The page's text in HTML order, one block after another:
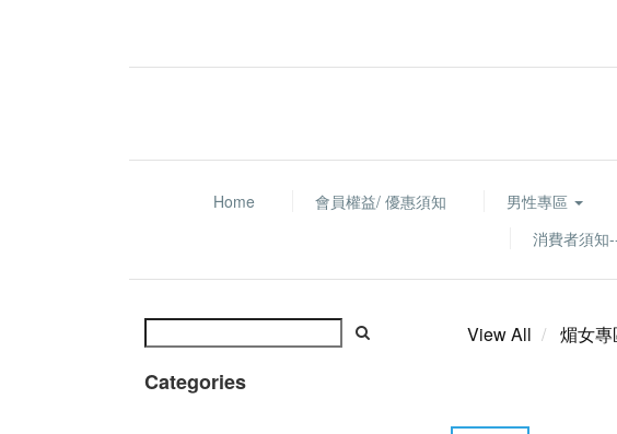
Home 會員權益/ 優惠須知 男性專區
消費者須知
Categories
View All 煝女專